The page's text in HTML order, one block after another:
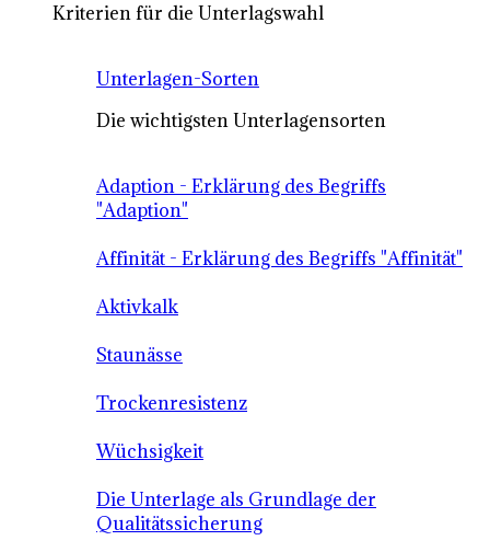
Kriterien für die Unterlagswahl
Unterlagen-Sorten
Die wichtigsten Unterlagensorten
Adaption - Erklärung des Begriffs
"Adaption"
Affinität - Erklärung des Begriffs "Affinität"
Aktivkalk
Staunässe
Trockenresistenz
Wüchsigkeit
Die Unterlage als Grundlage der
Qualitätssicherung